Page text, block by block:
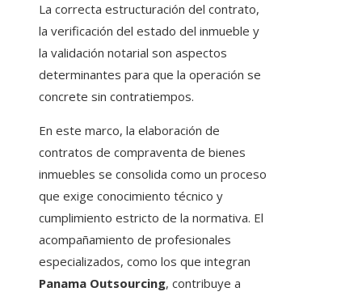
La correcta estructuración del contrato,
la verificación del estado del inmueble y
la validación notarial son aspectos
determinantes para que la operación se
concrete sin contratiempos.
En este marco, la elaboración de
contratos de compraventa de bienes
inmuebles se consolida como un proceso
que exige conocimiento técnico y
cumplimiento estricto de la normativa. El
acompañamiento de profesionales
especializados, como los que integran
Panama Outsourcing, contribuye a